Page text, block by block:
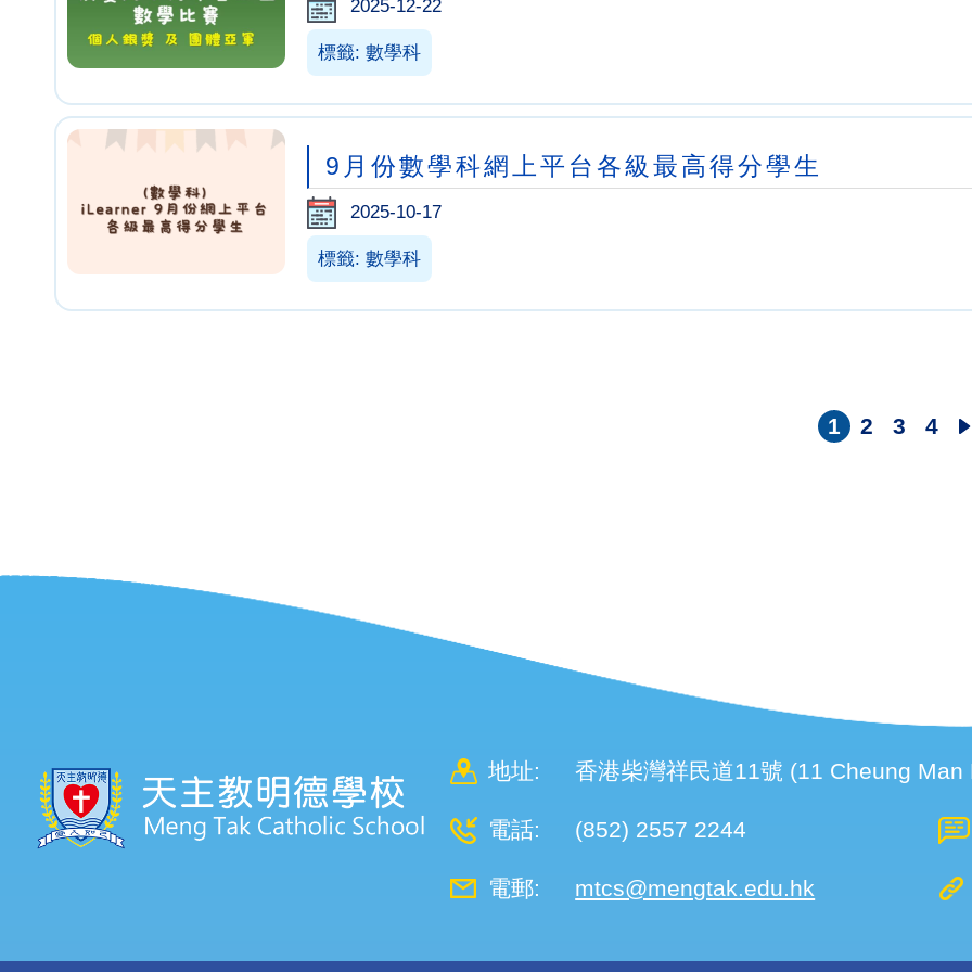
2025-12-22
標籤: 數學科
9月份數學科網上平台各級最高得分學生
2025-10-17
標籤: 數學科
目
1 2 3 4
地址: 香港柴灣祥民道11號 (11 Cheung
電話: (852) 2557 2244
電郵: mtcs@mengtak.edu.hk